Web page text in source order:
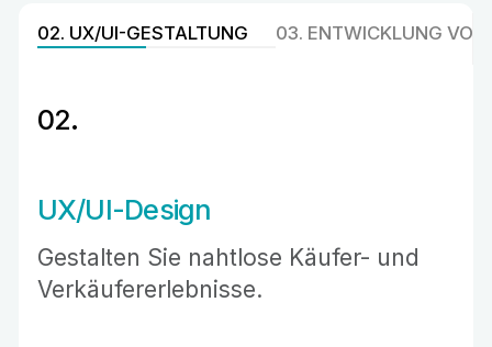
02. UX/UI-GESTALTUNG 03. ENTWICKLUNG
02.
UX/UI-Design
Gestalten Sie nahtlose Käufer- und
Verkäufererlebnisse.